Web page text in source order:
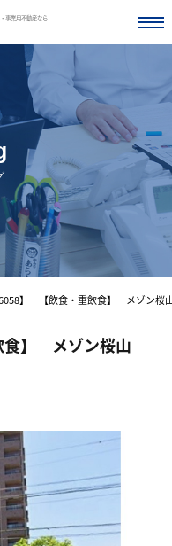
事業用不動産なら
】 【飲食・重飲食】 メゾン
食】 メゾン桜山